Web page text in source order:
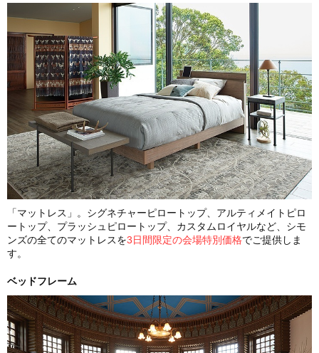
「マットレス」。シグネチャーピロートップ、アルティメイトピロ
ートップ、プラッシュピロートップ、カスタムロイヤルなど、シモ
ンズの全てのマットレスを3日間限定の会場特別価格でご提供しま
す。
ベッドフレーム